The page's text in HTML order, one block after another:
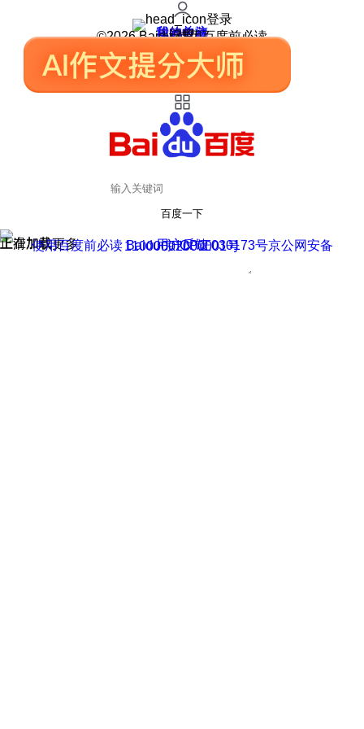
登录
我的关注
我的收藏
皮肤中心
用户反馈
设置
©2026 Baidu 使用百度前必读
百度一下
正在加载
上滑加载更多 用户反馈
使用百度前必读 Baidu 京ICP证030173号
京公网安备11000002000001号